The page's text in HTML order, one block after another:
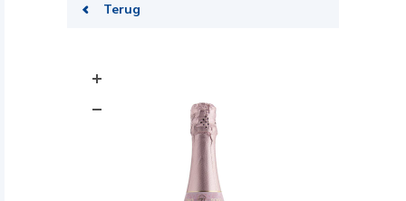
Terug